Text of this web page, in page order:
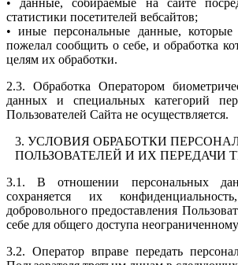
статистики посетителей вебсайтов;
• иные персональные данные, которые
пожелал сообщить о себе, и обработка
целям их обработки.
2.3. Обработка Оператором
данных и специальных категорий
Пользователей Сайта не осуществляется.
3. УСЛОВИЯ ОБРАБОТКИ
ПОЛЬЗОВАТЕЛЕЙ И ИХ ПЕРЕДАЧИ
3.1. В отношении персональных
сохраняется их
добровольного предоставления
себе для общего доступа
3.2. Оператор вправе передать